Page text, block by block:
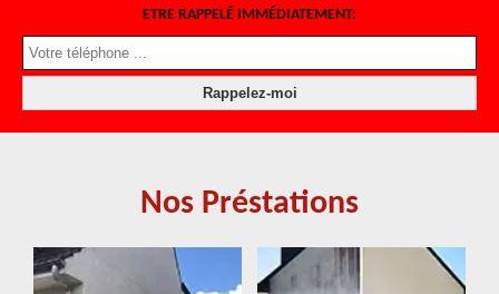
ETRE RAPPELÉ IMMÉDIATEMENT:
Nos Préstations